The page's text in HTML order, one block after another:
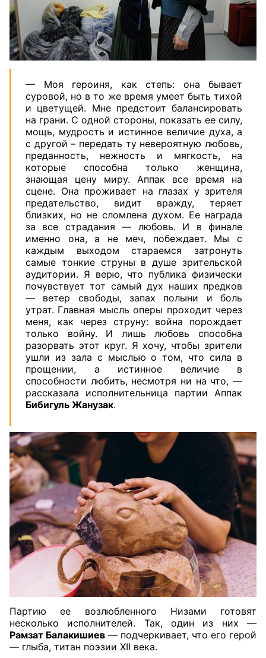
— Моя героиня, как степь: она бывает
суровой, но в то же время умеет быть тихой
и цветущей. Мне предстоит балансировать
на грани. С одной стороны, показать ее силу,
мощь, мудрость и истинное величие духа, а
с другой – передать ту невероятную любовь,
преданность, нежность и мягкость, на
которые способна только женщина,
знающая цену миру. Аппак все время на
сцене. Она проживает на глазах у зрителя
предательство, видит вражду, теряет
близких, но не сломлена духом. Ее награда
за все страдания — любовь. И в финале
именно она, а не меч, побеждает. Мы с
каждым выходом стараемся затронуть
самые тонкие струны в душе зрительской
аудитории. Я верю, что публика физически
почувствует тот самый дух наших предков
— ветер свободы, запах полыни и боль
утрат. Главная мысль оперы проходит через
меня, как через струну: война порождает
только
войну. И лишь любовь способна
разорвать этот круг. Я хочу, чтобы зрители
ушли из зала с мыслью о том, что сила в
прощении, а истинное величие в
способности любить, несмотря ни на что, —
рассказала исполнительница партии Аппак
Бибигуль Жанузак.
Партию ее возлюбленного Низами готовят
несколько исполнителей. Так, один из них —
Рамзат Балакишиев — подчеркивает, что его герой
— глыба, титан поэзии XII века.